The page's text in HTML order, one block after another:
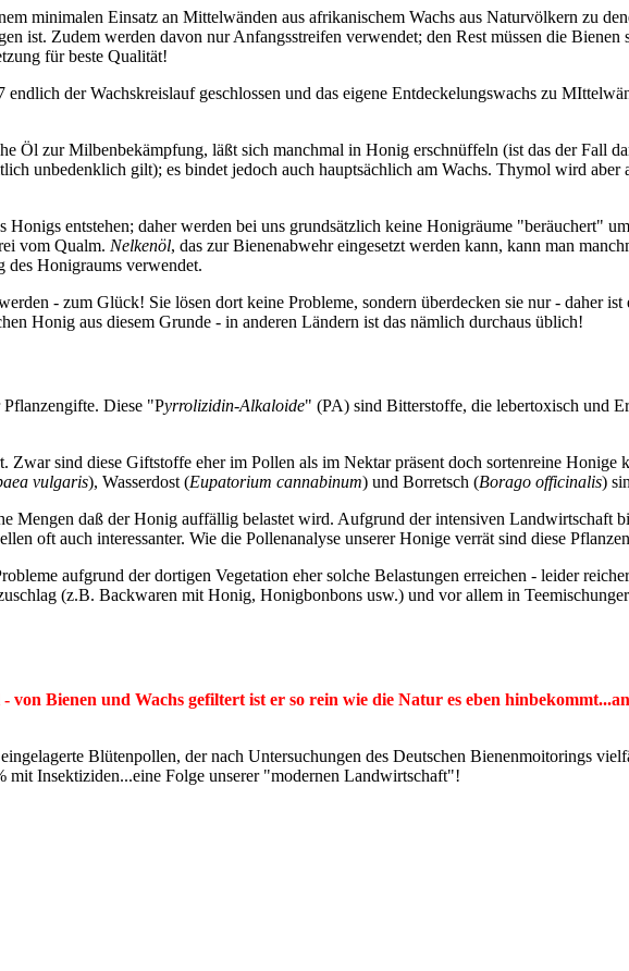
minimalen Einsatz an Mittelwänden aus afrikanischem Wachs aus Naturvölkern zu
ist. Zudem werden davon nur Anfangsstreifen verwendet; den Rest müssen die
für beste Qualität!
der Wachskreislauf geschlossen und das eigene Entdeckelungswachs zu
Öl zur Milbenbekämpfung, läßt sich manchmal in Honig erschnüffeln (ist das der Fall
unbedenklich gilt); es bindet jedoch auch hauptsächlich am Wachs. Thymol wird aber
Honigs entstehen; daher werden bei uns grundsätzlich keine Honigräume "beräuchert"
vom Qualm. Nelkenöl, das zur Bienenabwehr eingesetzt werden kann, kann man
des Honigraums verwendet.
- zum Glück! Sie lösen dort keine Probleme, sondern überdecken sie nur - daher
Honig aus diesem Grunde - in anderen Ländern ist das nämlich durchaus üblich!
Diese "Pyrrolizidin-Alkaloide" (PA) sind Bitterstoffe, die lebertoxisch und
sind diese Giftstoffe eher im Pollen als im Nektar präsent doch sortenreine Honige
vulgaris), Wasserdost (Eupatorium cannabinum) und Borretsch (Borago officinalis)
Mengen daß der Honig auffällig belastet wird. Aufgrund der intensiven Landwirtschaft
oft auch interessanter. Wie die Pollenanalyse unserer Honige verrät sind diese
aufgrund der dortigen Vegetation eher solche Belastungen erreichen - leider
(z.B. Backwaren mit Honig, Honigbonbons usw.) und vor allem in
von Bienen und Wachs gefiltert ist er so rein wie die Natur es eben
Blütenpollen, der nach Untersuchungen des Deutschen Bienenmoitorings
mit Insektiziden...eine Folge unserer "modernen Landwirtschaft"!